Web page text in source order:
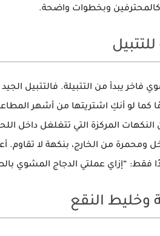
كالمحترفين وبخطوات واضحة.
فاخر يبدأ من التتبيلة. فالتتبيل
كما لو أنكِ اشتريتها من أشهر
النكهات المركزة التي تتغلغل داخل
ومحمرة من الخارج، بنكهة لا
فقط: “إزاي عملتي الدجاج المشوي
وخليط النقع